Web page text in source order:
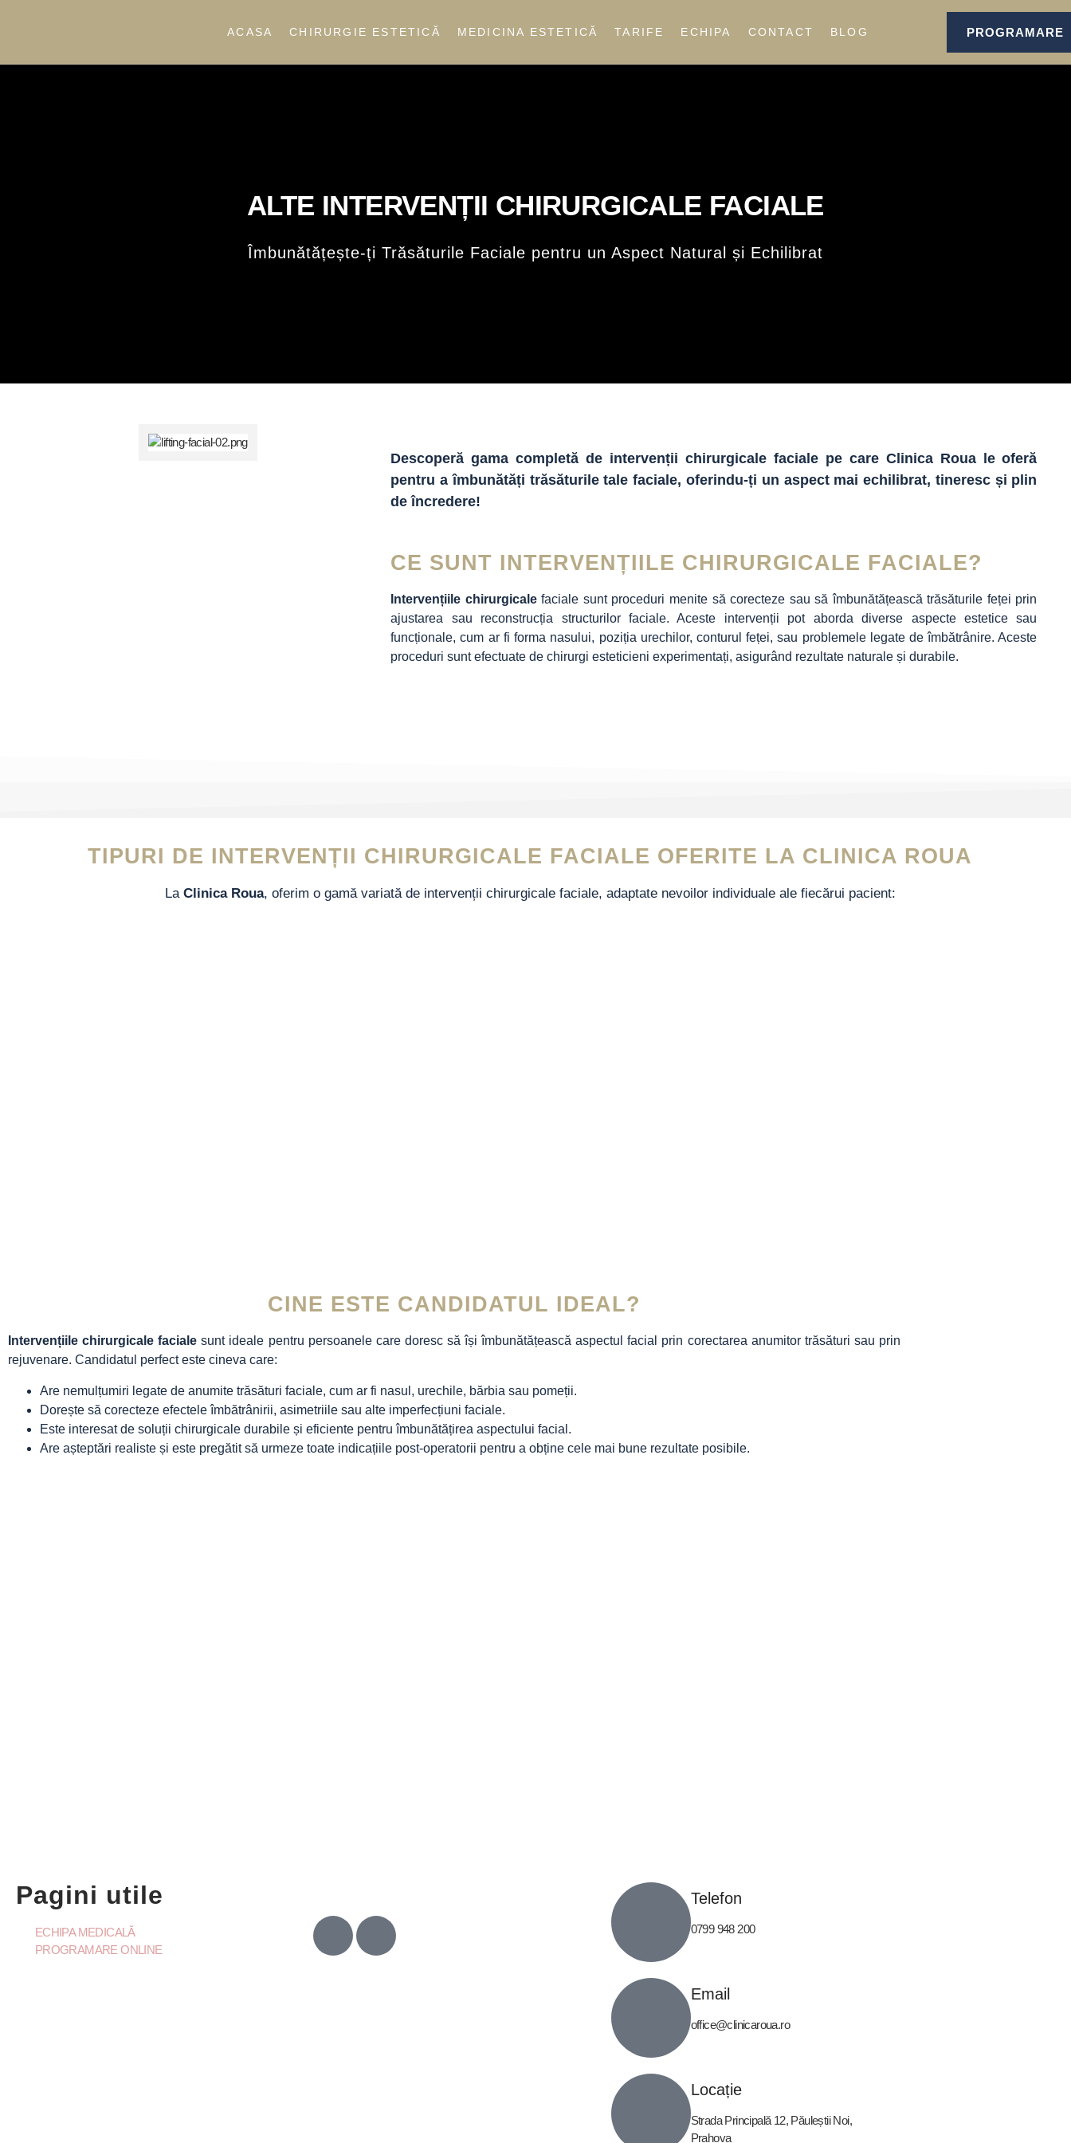
ACASA CHIRURGIE ESTETICĂ MEDICINA ESTETICĂ TARIFE ECHIPA CONTACT BLOG PROGRAMARE
ALTE INTERVENȚII CHIRURGICALE FACIALE
Îmbunătățește-ți Trăsăturile Faciale pentru un Aspect Natural și Echilibrat
Descoperă gama completă de intervenții chirurgicale faciale pe care Clinica Roua le oferă
pentru a îmbunătăți trăsăturile tale faciale, oferindu-ți un aspect mai echilibrat, tineresc și plin
de încredere!
CE SUNT INTERVENȚIILE CHIRURGICALE FACIALE?
Intervențiile chirurgicalefaciale sunt proceduri menite să corecteze sau să îmbunătățească trăsăturile feței prin
ajustarea sau reconstrucția structurilor faciale. Aceste intervenții pot aborda diverse aspecte estetice sau
funcționale, cum ar fi forma nasului, poziția urechilor, conturul feței, sau problemele legate de îmbătrânire. Aceste
proceduri sunt efectuate de chirurgi esteticieni experimentați, asigurând rezultate naturale și durabile.
TIPURI DE INTERVENȚII CHIRURGICALE FACIALE OFERITE LA CLINICA ROUA
La Clinica Roua, oferim o gamă variată de intervenții chirurgicale faciale, adaptate nevoilor individuale ale fiecărui pacient:
CINE ESTE CANDIDATUL IDEAL?
Intervențiile chirurgicale faciale sunt ideale pentru persoanele care doresc să își îmbunătățească aspectul facial prin corectarea anumitor trăsături sau prin
rejuvenare. Candidatul perfect este cineva care:
Are nemulțumiri legate de anumite trăsături faciale, cum ar fi nasul, urechile, bărbia sau pomeții.
Dorește să corecteze efectele îmbătrânirii, asimetriile sau alte imperfecțiuni faciale.
Este interesat de soluții chirurgicale durabile și eficiente pentru îmbunătățirea aspectului facial.
Are așteptări realiste și este pregătit să urmeze toate indicațiile post-operatorii pentru a obține cele mai bune rezultate posibile.
Pagini utile
ECHIPA MEDICALĂ
PROGRAMARE ONLINE
Telefon
0799 948 200
Email
office@clinicaroua.ro
Locație
Strada Principală 12, Păuleștii Noi,
Prahova